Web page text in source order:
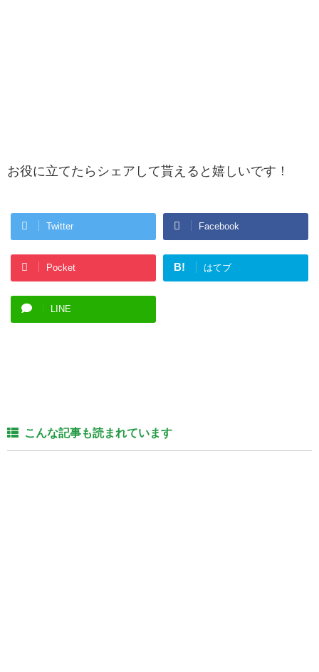
お役に立てたらシェアして貰えると嬉しいです！
Twitter Facebook
Pocket B! はてブ
LINE
こんな記事も読まれています